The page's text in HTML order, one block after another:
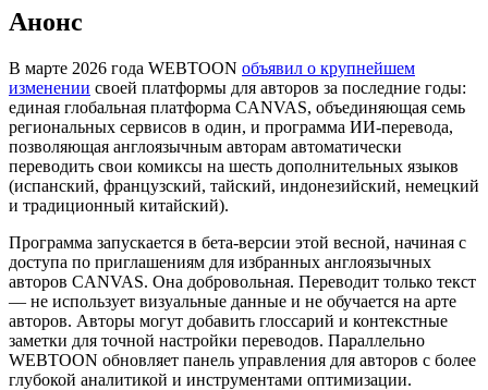
Анонс
В марте 2026 года WEBTOON объявил о крупнейшем
изменении своей платформы для авторов за последние годы:
единая глобальная платформа CANVAS, объединяющая семь
региональных сервисов в один, и программа ИИ-перевода,
позволяющая англоязычным авторам автоматически
переводить свои комиксы на шесть дополнительных языков
(испанский, французский, тайский, индонезийский, немецкий
и традиционный китайский).
Программа запускается в бета-версии этой весной, начиная с
доступа по приглашениям для избранных англоязычных
авторов CANVAS. Она добровольная. Переводит только текст
— не использует визуальные данные и не обучается на арте
авторов. Авторы могут добавить глоссарий и контекстные
заметки для точной настройки переводов. Параллельно
WEBTOON обновляет панель управления для авторов с более
глубокой аналитикой и инструментами оптимизации.